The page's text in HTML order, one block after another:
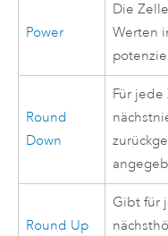
Power
Die
Werten
Round
Down
Für
Round Up
Gibt für